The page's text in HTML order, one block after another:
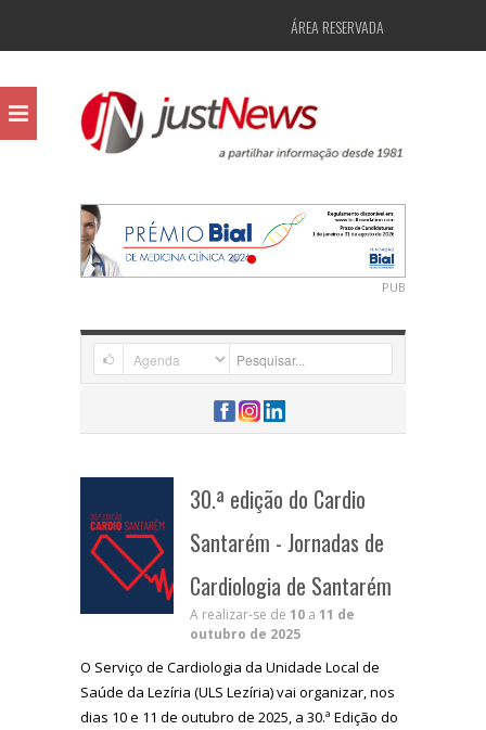
ÁREA RESERVADA
PUB
30.ª edição do Cardio
Santarém - Jornadas de
Cardiologia de Santarém
A realizar-se de 10 a 11 de
outubro de 2025
O Serviço de Cardiologia da Unidade Local de
Saúde da Lezíria (ULS Lezíria) vai organizar, nos
dias 10 e 11 de outubro de 2025, a 30.ª Edição do